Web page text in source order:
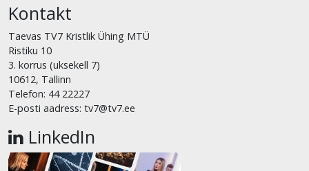
Kontakt
Taevas TV7 Kristlik Ühing MTÜ
Ristiku 10
3. korrus (uksekell 7)
10612, Tallinn
Telefon: 44 22227
E-posti aadress: tv7@tv7.ee
LinkedIn